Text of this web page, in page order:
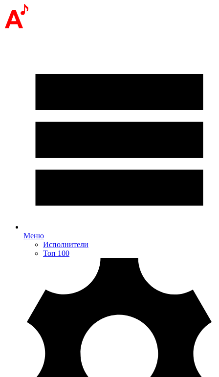
Меню
Исполнители
Топ 100